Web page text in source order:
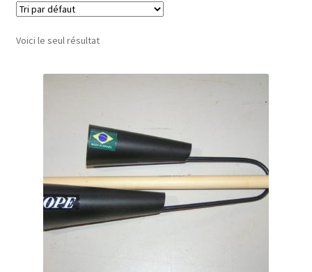
Conditions générales de vente
Contact
Mon compte
Page d’exemple
Voici le seul résultat